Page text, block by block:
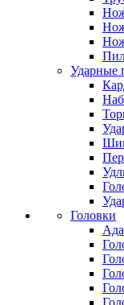
Ударные
Головки